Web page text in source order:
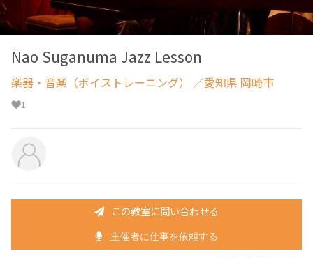
Nao Suganuma Jazz Lesson
楽器・音楽（ボイストレーニング） ／愛知県 岡崎市
1
この教室に問い合わせる
主催者に仕事を依頼する